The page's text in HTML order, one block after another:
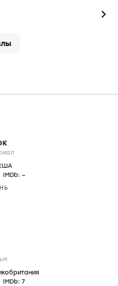
icon
IMDb: –
IMDb: 7